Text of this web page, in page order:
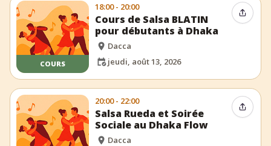
COURS
18:00 - 20:00
Cours de Salsa BLATIN
pour débutants à Dhaka
Dacca
jeudi, août 13, 2026
20:00 - 22:00
Salsa Rueda et Soirée
Sociale au Dhaka Flow
Dacca